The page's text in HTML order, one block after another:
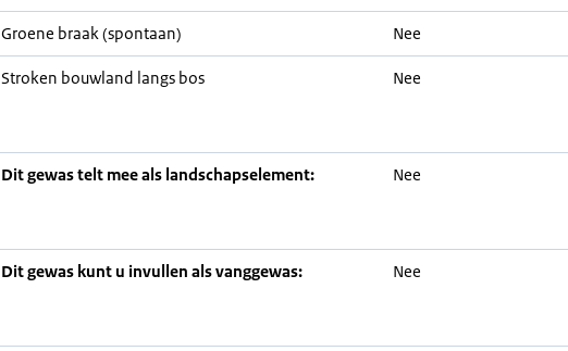
Groene braak (spontaan) Nee
Stroken bouwland langs bos Nee
Dit gewas telt mee als landschapselement: Nee
Dit gewas kunt u invullen als vanggewas: Nee